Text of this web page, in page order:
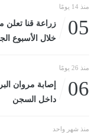
منذ 14 يومًا
05
زراعة قنا تعلن
خلال الأسبوع الجارياليوم
منذ 26 يومًا
06
إصابة مروان
داخل السجن
منذ شهر واحد